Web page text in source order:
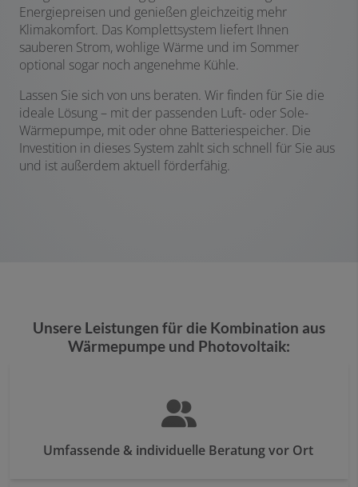
Energiepreisen und genießen gleichzeitig mehr
Klimakomfort. Das Komplettsystem liefert Ihnen
sauberen Strom, wohlige Wärme und im Sommer
optional sogar noch angenehme Kühle.
Lassen Sie sich von uns beraten. Wir finden für Sie die
ideale Lösung – mit der passenden Luft- oder Sole-
Wärmepumpe, mit oder ohne Batteriespeicher. Die
Investition in dieses System zahlt sich schnell für Sie aus
und ist außerdem aktuell förderfähig.
Unsere Leistungen für die Kombination aus
Wärmepumpe und Photovoltaik:
Umfassende & individuelle Beratung vor Ort